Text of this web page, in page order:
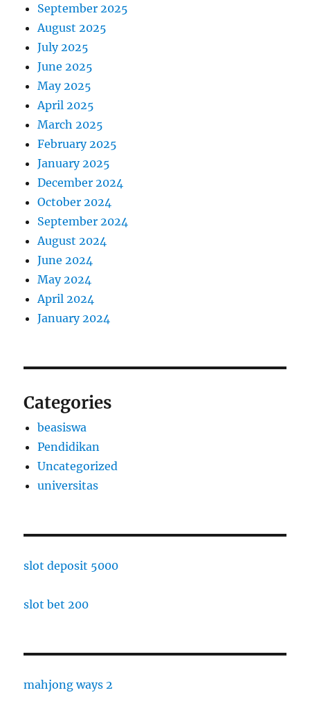
September 2025
August 2025
July 2025
June 2025
May 2025
April 2025
March 2025
February 2025
January 2025
December 2024
October 2024
September 2024
August 2024
June 2024
May 2024
April 2024
January 2024
Categories
beasiswa
Pendidikan
Uncategorized
universitas
slot deposit 5000
slot bet 200
mahjong ways 2